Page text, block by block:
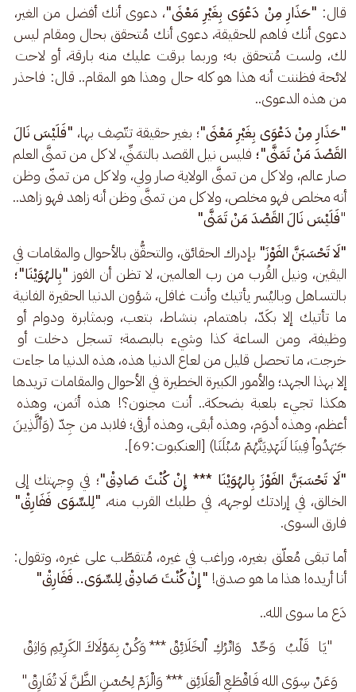
قال: "حَذَارِ مِنْ دَعْوَى بِغَيْرِ مَعْنَى"، دعوى أنك أفضل من الغير،
دعوى أنك فاهم للحقيقة، دعوى أنك مُتحقق بحال ومقام ليس
لك، ولست مُتحقق به؛ وربما برقت عليك منه بارقة، أو لاحت
لائحة فظننت أنه هذا هو كله حال وهذا هو المقام.. قال: فاحذر
من هذه الدعوى..
"حَذَارِ مِنْ دَعْوَى بِغَيْرِ مَعْنَى"؛ بغير حقيقة تتّصِف بها، "فَلَيْسَ نَالَ
القَصْدَ مَنْ تَمَنَّى"؛ فليس نيل القصد بالتمَنِّي، لا كل من تمنَّى العلم
صار عالم، ولا كل من تمنَّى الولاية صار ولي، ولا كل من تمنّى وظن
أنه مخلص فهو مخلص، ولا كل من تمنَّى وظن أنه زاهد فهو زاهد..
"فَلَيْسَ نَالَ القَصْدَ مَنْ تَمَنَّى"
"لَا تَحْسَبَنَّ الفَوْزَ" بإدراك الحقائق، والتحقُّق بالأحوال والمقامات في
اليقين، ونيل القُرب من رب العالمين، لا تظن أن الفوز "بِالهُوَيْنَا"؛
بالتساهل وباليُسر يأتيك وأنت غافل، شؤون الدنيا الحقيرة الفانية
ما تأتيك إلا بكَدّ، باهتمام، بنشاط، بتعب، وبمثابرة ودوام أو
وظيفة، ومن الساعة كذا وشيء بالبصمة؛ تسجل دخلت أو
خرجت، ما تحصل قليل من لعاع الدنيا هذه، هذه الدنيا ما جاءت
إلا بهذا الجهد؛ والأمور الكبيرة الخطيرة في الأحوال والمقامات تريدها
هكذا تجيء بلعبة بضحكة.. أنت مجنون؟! هذه أثمن، وهذه
أعظم، وهذه أدوَم، وهذه أبقى، وهذه أرقى؛ فلابد من جِدّ (وَٱلَّذِینَ
جَـٰهَدُوا۟ فِینَا لَنَهۡدِیَنَّهُمۡ سُبُلَنَا) [العنكبوت:69].
"لَا تَحْسَبَنَّ الفَوْزَ بِالهُوَيْنَا *** إِنْ كُنْتَ صَادِقْ"؛ في وِجهتك إلى
الخالق، في إرادتك لوجهه، في طلبك القرب منه، "لِلسِّوَى فَفَارِقْ"
فارق السوى.
أما تبقى مُعلّق بغيره، وراغب في غيره، مُتقطّب على غيره، وتقول:
أنا أريده! هذا ما هو صدق! "إِنْ كُنْتَ صَادِقْ لِلسِّوَى.. فَفَارِقْ"
دَع ما سوى الله..
"يَا   قَلْبُ   وَحِّدْ   وَاتْرُكِ  اْلخَلَائِقْ *** وَكُـنْ بِمَوْلَاكَ الكَرِيْمِ وَاثِقْ
وَعَنْ سِوَى الله فَاقْطَعِ الْعَلَائِق *** وَالْزَمْ لِحُسْنِ الظَّنَّ لَا تُفَارِقْ"